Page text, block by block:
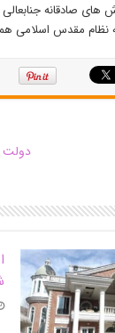
های صادقانه
مقدس اسلامی
دولت